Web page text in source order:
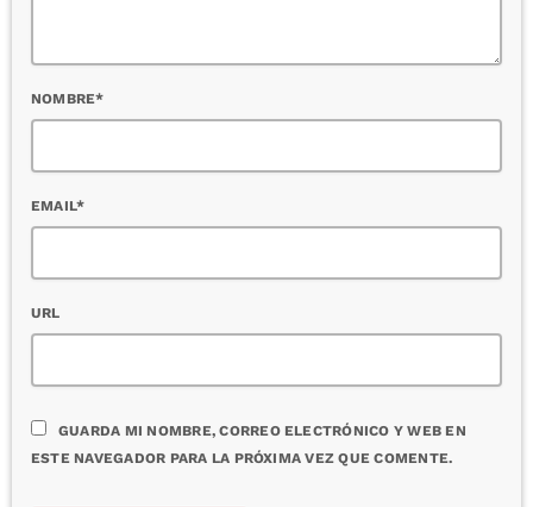
NOMBRE*
EMAIL*
URL
GUARDA MI NOMBRE, CORREO ELECTRÓNICO Y WEB EN
ESTE NAVEGADOR PARA LA PRÓXIMA VEZ QUE COMENTE.